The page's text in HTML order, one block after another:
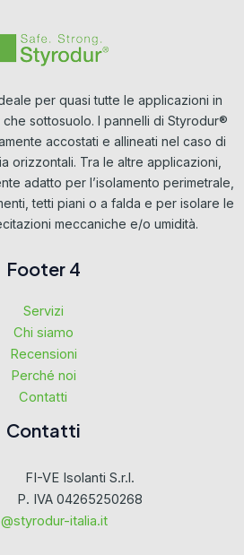
per quasi tutte le applicazioni in
sottosuolo. I pannelli di Styrodur®
accostati e allineati nel caso di
orizzontali. Tra le altre applicazioni,
adatto per l’isolamento perimetrale,
tetti piani o a falda e per isolare le
meccaniche e/o umidità.
Footer 4
Servizi
Chi siamo
Recensioni
Perché noi
Contatti
Contatti
FI-VE Isolanti S.r.l.
P. IVA 04265250268
italia.it